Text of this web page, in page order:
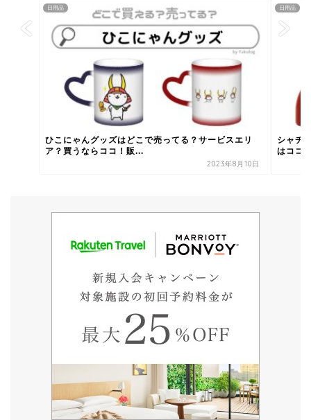
日用品
ひこにゃんグッズはどこで売ってる？サービスエリ
ア？買うならココ！販...
2023年8月10日
日用品
シャチ
はココ